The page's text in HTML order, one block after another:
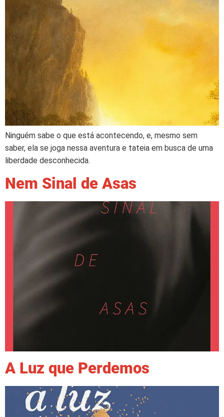
Ninguém sabe o que está acontecendo, e, mesmo sem
saber, ela se joga nessa aventura e tateia em busca de uma
liberdade desconhecida.
Nem Sinal de Asas
A Luz que Perdemos